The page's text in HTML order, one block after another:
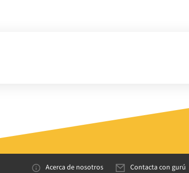
Acerca de nosotros Contacta con gurú